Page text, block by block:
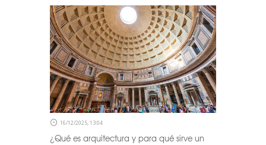
16/12/2025, 13:04
¿Qué es arquitectura y para qué sirve un